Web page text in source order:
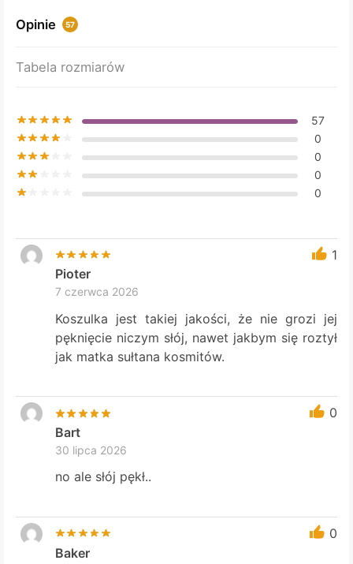
Opinie 57
Tabela rozmiarów
57
0
0
0
0
1
Pioter
7 czerwca 2026
Koszulka jest takiej jakości, że nie grozi jej
pęknięcie niczym słój, nawet jakbym się roztył
jak matka sułtana kosmitów.
0
Bart
30 lipca 2026
no ale słój pękł..
0
Baker